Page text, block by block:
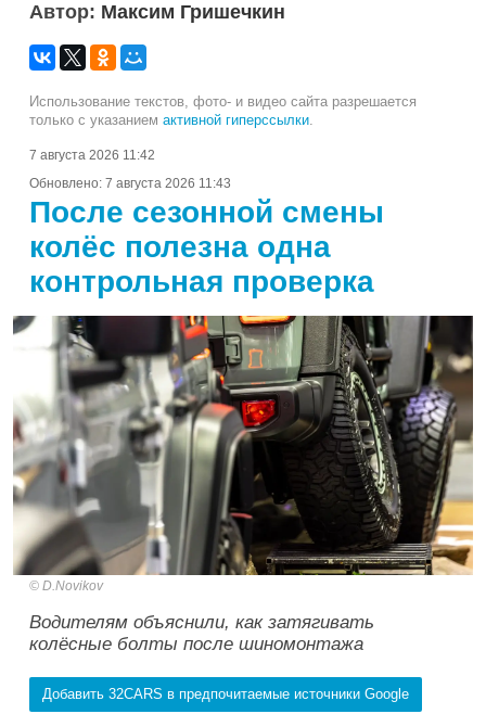
Автор: Максим Гришечкин
Использование текстов, фото- и видео сайта разрешается
только с указанием активной гиперссылки.
7 августа 2026 11:42
Обновлено: 7 августа 2026 11:43
После сезонной смены
колёс полезна одна
контрольная проверка
D.Novikov
Водителям объяснили, как затягивать
колёсные болты после шиномонтажа
Добавить 32CARS в предпочитаемые источники Google